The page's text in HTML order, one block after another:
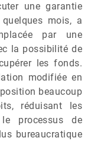
une garantie
mois, a
par une
la possibilité de
les fonds.
modifiée en
beaucoup
réduisant les
processus de
bureaucratique